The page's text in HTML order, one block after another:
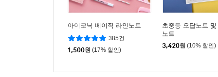
아이코닉 베이직 라인노트
385건
1,500원 (17% 할인)
초중등 오답노트
노트
3,420원 (10% 할인)